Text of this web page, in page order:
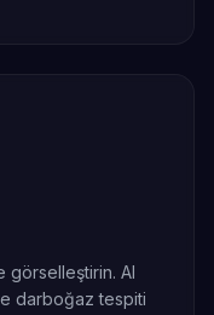
görselleştirin. AI
darboğaz tespiti